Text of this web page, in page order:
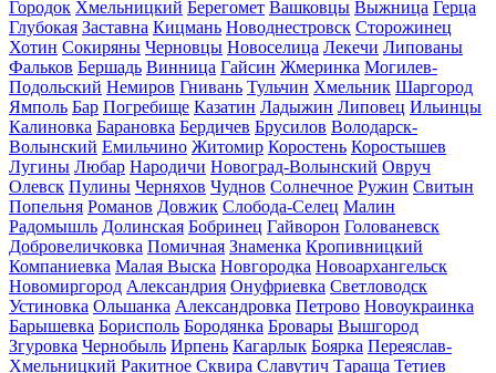
Городок Хмельницкий Берегомет Вашковцы Выжница Герца
Глубокая Заставна Кицмань Новоднестровск Сторожинец
Хотин Сокиряны Черновцы Новоселица Лекечи Липованы
Фальков Бершадь Винница Гайсин Жмеринка Могилев-
Подольский Немиров Гнивань Тульчин Хмельник Шаргород
Ямполь Бар Погребище Казатин Ладыжин Липовец Ильинцы
Калиновка Барановка Бердичев Брусилов Володарск-
Волынский Емильчино Житомир Коростень Коростышев
Лугины Любар Народичи Новоград-Волынский Овруч
Олевск Пулины Черняхов Чуднов Солнечное Ружин Свитын
Попельня Романов Довжик Слобода-Селец Малин
Радомышль Долинская Бобринец Гайворон Голованевск
Добровеличковка Помичная Знаменка Кропивницкий
Компаниевка Малая Выска Новгородка Новоархангельск
Новомиргород Александрия Онуфриевка Светловодск
Устиновка Ольшанка Александровка Петрово Новоукраинка
Барышевка Борисполь Бородянка Бровары Вышгород
Згуровка Чернобыль Ирпень Кагарлык Боярка Переяслав-
Хмельницкий Ракитное Сквира Славутич Тараща Тетиев